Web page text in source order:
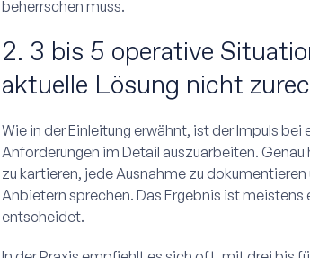
beherrschen muss.
2. 3 bis 5 operative
aktuelle Lösung nicht
Wie in der Einleitung erwähnt, ist der Impuls
Anforderungen im Detail auszuarbeiten.
zu kartieren, jede Ausnahme zu
Anbietern sprechen. Das Ergebnis ist
entscheidet.